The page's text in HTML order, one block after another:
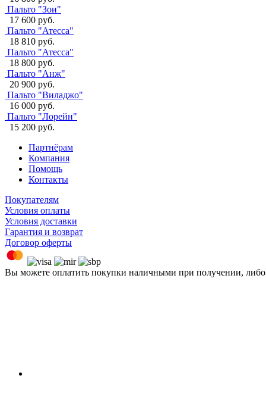
Пальто "Зои"
17 600 руб.
Пальто "Атесса"
18 810 руб.
Пальто "Атесса"
18 800 руб.
Пальто "Анж"
20 900 руб.
Пальто "Виладжо"
16 000 руб.
Пальто "Лорейн"
15 200 руб.
Партнёрам
Компания
Помощь
Контакты
Покупателям
Условия оплаты
Условия доставки
Гарантия и возврат
Договор оферты
Вы можете оплатить покупки наличными при получении,